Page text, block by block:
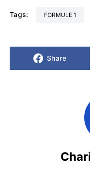
Tags: FORMULE 1
Share